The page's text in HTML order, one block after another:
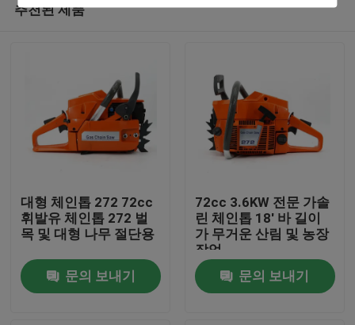
추천된 제품
대형 체인톱 272 72cc
휘발유 체인톱 272 벌
목 및 대형 나무 절단용
문의 보내기
72cc 3.6KW 전문 가솔
린 체인톱 18' 바 길이
가 무거운 산림 및 농장
작업
문의 보내기